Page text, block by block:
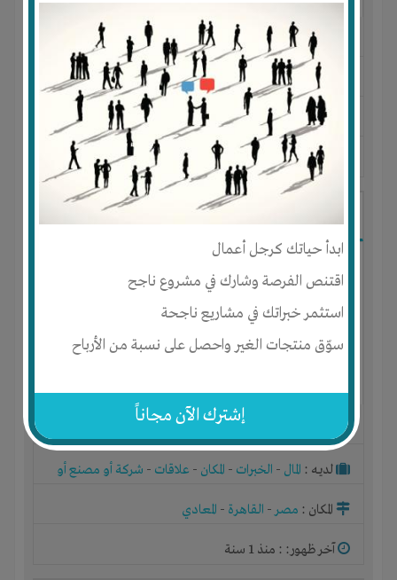
ابدأ حياتك كرجل أعمال
اقتنص الفرصة وشارك في مشروع ناجح
استثمر خبراتك في مشاريع ناجحة
سوّق منتجات الغير واحصل على نسبة من الأرباح
إشترك الآن مجاناً
الجنس : ذكر
لديـه : المال-الوقت
المكان : مصر-بنى سويف -بنى سويف
آخر ظهور: : منذ 1 سنة
KMN TRADING LLC TRADING LLC
لديـه : المال - الخبرات - المكان - علاقات - شركة أو مصنع أو
المكان : مصر- القاهرة - المعادي
آخر ظهور: : منذ 1 سنة